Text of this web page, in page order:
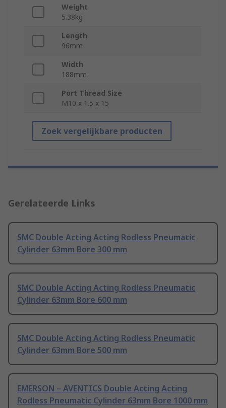
Weight
5.38kg
Length
96mm
Width
188mm
Port Thread Size
M10 x 1.5 x 15
Zoek vergelijkbare producten
Gerelateerde Links
SMC Double Acting Acting Rodless Pneumatic
Cylinder 63mm Bore 300 mm
SMC Double Acting Acting Rodless Pneumatic
Cylinder 63mm Bore 600 mm
SMC Double Acting Acting Rodless Pneumatic
Cylinder 63mm Bore 500 mm
EMERSON – AVENTICS Double Acting Acting
Rodless Pneumatic Cylinder 63mm Bore 1000 mm